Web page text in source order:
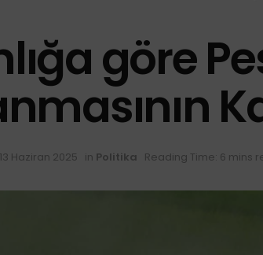
göre
13 Haziran 2025 in Politika Reading Time: 6 mins